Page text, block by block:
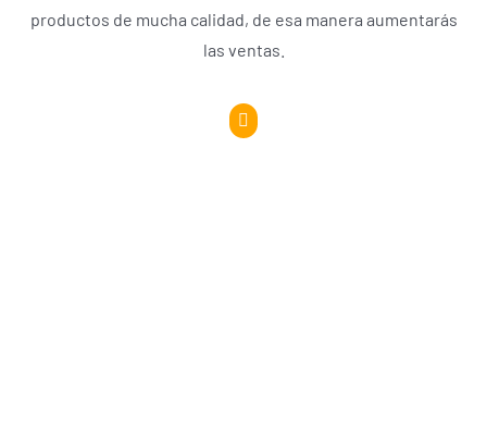
productos de mucha calidad, de esa manera aumentarás
las ventas.